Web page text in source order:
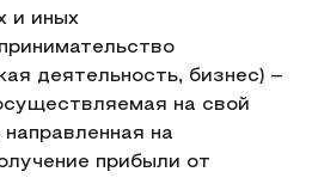
и иных
деятельность, бизнес) –
на свой
на
прибыли от